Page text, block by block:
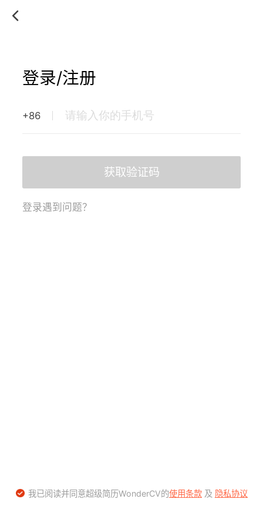
登录/注册
+86
获取验证码
登录遇到问题？
我已阅读并同意超级简历WonderCV的使用条款及 隐私协议